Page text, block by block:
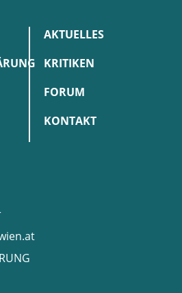
AKTUELLES
KRITIKEN
FORUM
KONTAKT